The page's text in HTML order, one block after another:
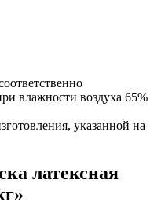
влажности воздуха 65%
указанной на
латексная